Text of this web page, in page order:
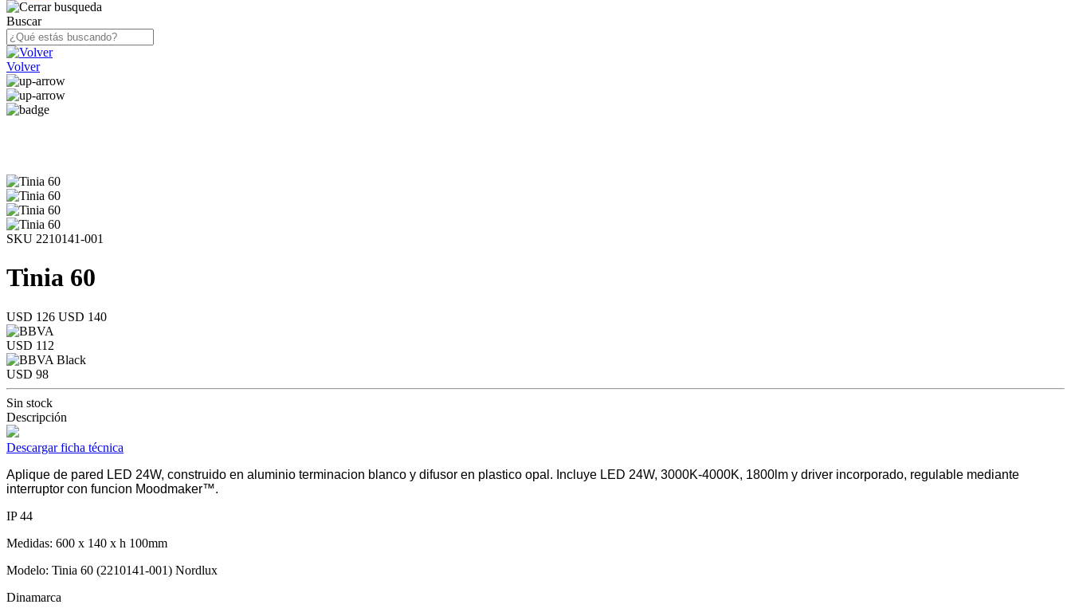
Buscar
Volver
SKU 2210141-001
Tinia 60
USD 126 USD 140
USD 112
USD 98
Sin stock
Descripción
Descargar ficha técnica
Aplique de pared LED 24W, construido en aluminio terminacion blanco y difusor en plastico opal. Incluye LED 24W, 3000K-4000K, 1800lm y driver incorporado, regulable mediante
interruptor con funcion Moodmaker™.
IP 44
Medidas: 600 x 140 x h 100mm
Modelo: Tinia 60 (2210141-001) Nordlux
Dinamarca